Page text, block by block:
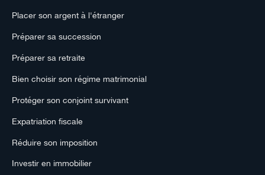
Placer son argent à l'étranger
Préparer sa succession
Préparer sa retraite
Bien choisir son régime matrimonial
Protéger son conjoint survivant
Expatriation fiscale
Réduire son imposition
Investir en immobilier